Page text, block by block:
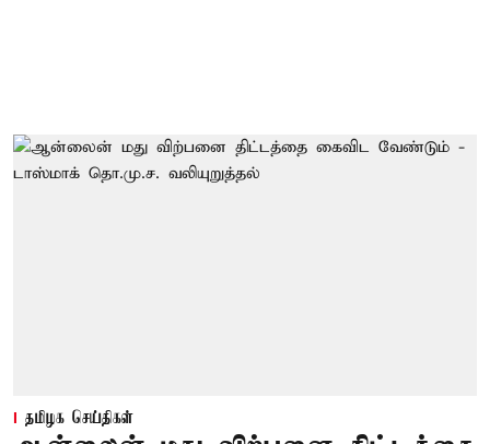
தமிழக செய்திகள்